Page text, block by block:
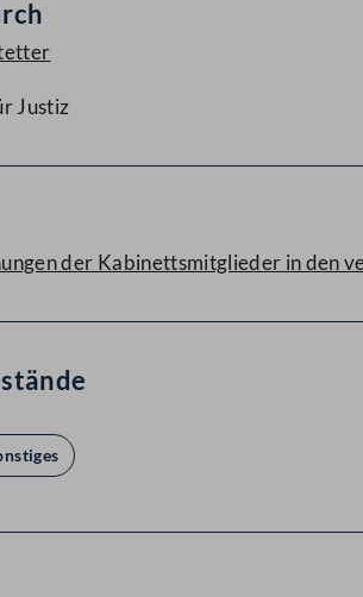
Justiz
der Kabinettsmitglieder in den